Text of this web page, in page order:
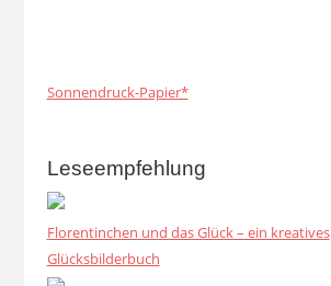
Sonnendruck-Papier*
Leseempfehlung
Florentinchen und das Glück – ein kreatives
Glücksbilderbuch